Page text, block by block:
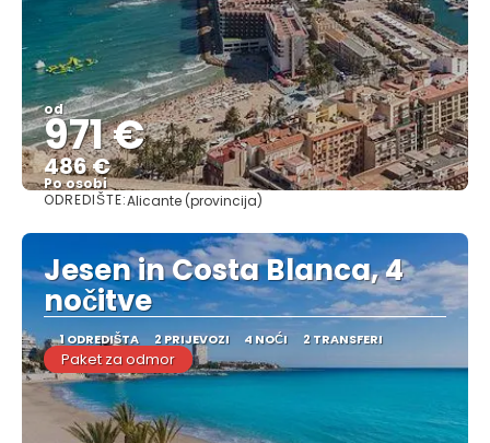
od
971 €
486 €
Po osobi
Vidjeti
ODREDIŠTE:Alicante (provincija)
Jesen in Costa Blanca, 4
nočitve
1 ODREDIŠTA 2 PRIJEVOZI 4 NOĆI 2 TRANSFERI
Paket za odmor